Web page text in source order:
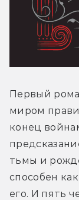
Первый
миром
конец
тьмы и
способен
его. И пять